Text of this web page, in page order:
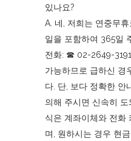
있나요?
A. 네, 저희는 연중무
일을 포함하여 365일
전화: ☎︎ 02-2649-
가능하므로 급하신 경
다. 단, 보다 정확한 안
의해 주시면 신속히
식은 계좌이체와 전화
며, 원하시는 경우 현